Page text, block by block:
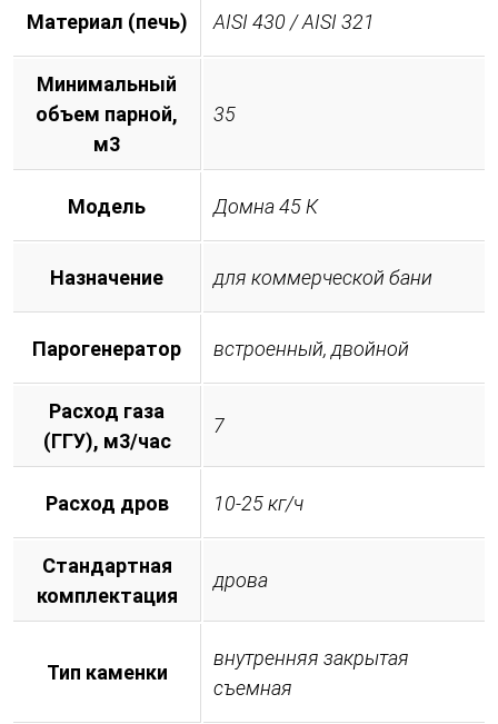
Материал (печь) AISI 430 / AISI 321
Минимальный
объем парной,
м3
35
Модель Домна 45 К
Назначение для коммерческой бани
Парогенератор встроенный, двойной
Расход газа
(ГГУ), м3/час
7
Расход дров 10-25 кг/ч
Стандартная
комплектация
дрова
Тип каменки
внутренняя закрытая
съемная